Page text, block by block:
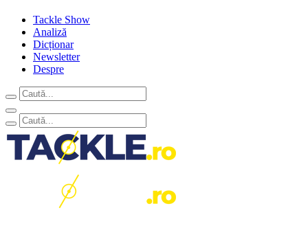
Tackle Show
Analiză
Dicționar
Newsletter
Despre